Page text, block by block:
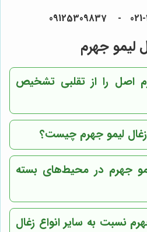
لیمو جهرم
اصل را از تقلبی تشخیص
لیمو جهرم چیست؟
جهرم در محیط‌های بسته
نسبت به سایر انواع زغال